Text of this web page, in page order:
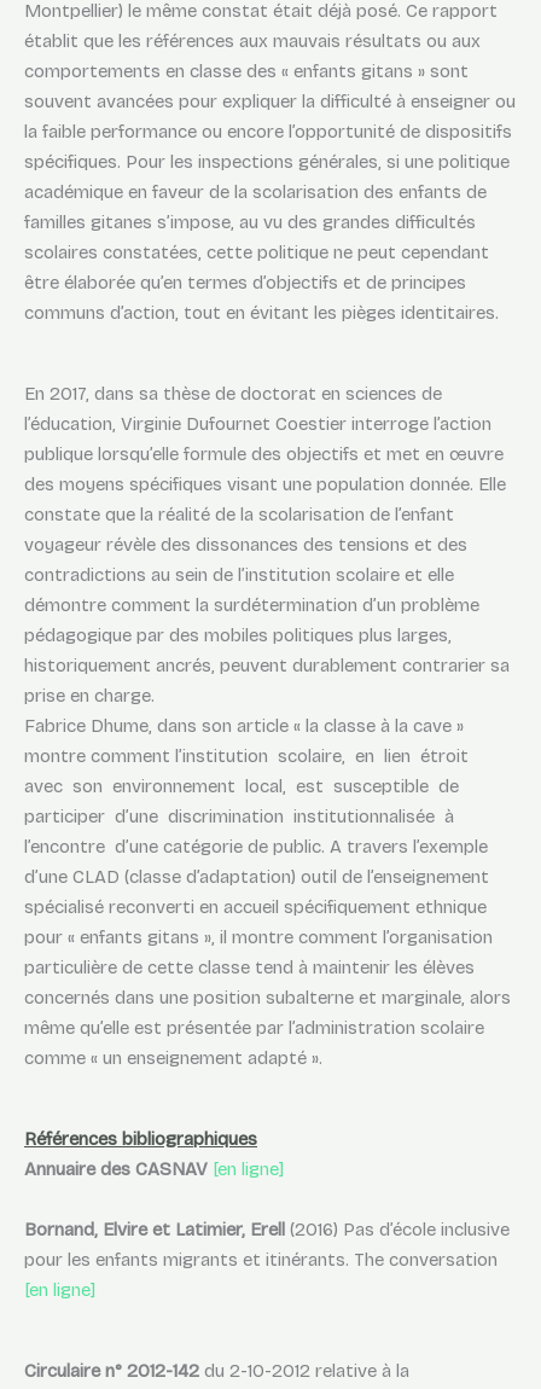
Montpellier) le même constat était déjà posé. Ce rapport
établit que les références aux mauvais résultats ou aux
comportements en classe des « enfants gitans » sont
souvent avancées pour expliquer la difficulté à enseigner ou
la faible performance ou encore l’opportunité de dispositifs
spécifiques. Pour les inspections générales, si une politique
académique en faveur de la scolarisation des enfants de
familles gitanes s’impose, au vu des grandes difficultés
scolaires constatées, cette politique ne peut cependant
être élaborée qu’en termes d’objectifs et de principes
communs d’action, tout en évitant les pièges identitaires.
En 2017, dans sa thèse de doctorat en sciences de
l’éducation, Virginie Dufournet Coestier interroge l’action
publique lorsqu’elle formule des objectifs et met en œuvre
des moyens spécifiques visant une population donnée. Elle
constate que la réalité de la scolarisation de l’enfant
voyageur révèle des dissonances des tensions et des
contradictions au sein de l’institution scolaire et elle
démontre comment la surdétermination d’un problème
pédagogique par des mobiles politiques plus larges,
historiquement ancrés, peuvent durablement contrarier sa
prise en charge.
Fabrice Dhume, dans son article « la classe à la cave »
montre comment l’institution scolaire, en lien étroit
avec son environnement local, est susceptible de
participer d’une discrimination institutionnalisée à
l’encontre d’une catégorie de public. A travers l’exemple
d’une CLAD (classe d’adaptation) outil de l’enseignement
spécialisé reconverti en accueil spécifiquement ethnique
pour « enfants gitans », il montre comment l’organisation
particulière de cette classe tend à maintenir les élèves
concernés dans une position subalterne et marginale, alors
même qu’elle est présentée par l’administration scolaire
comme « un enseignement adapté ».
Références bibliographiques
Annuaire des CASNAV [en ligne]
Bornand, Elvire et Latimier, Erell (2016) Pas d’école inclusive
pour les enfants migrants et itinérants. The conversation
[en ligne]
Circulaire n° 2012-142 du 2-10-2012 relative à la